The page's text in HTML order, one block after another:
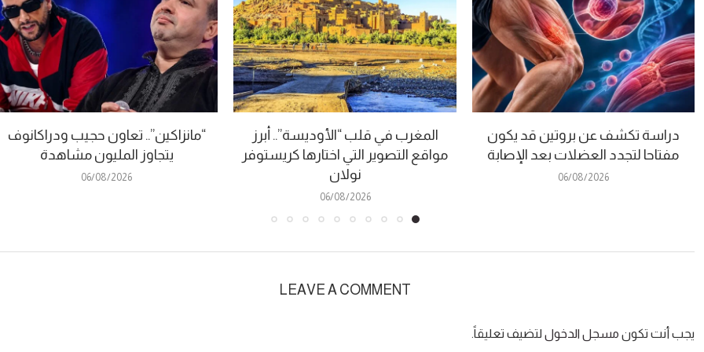
دراسة تكشف عن بروتين قد يكون
مفتاحا لتجدد العضلات بعد الإصابة
06/08/2026
المغرب في قلب “الأوديسة”.. أبرز
مواقع التصوير التي اختارها كريستوفر
نولان
06/08/2026
“مانزاكين”.. تعاون حجيب ودراكانوف
يتجاوز المليون مشاهدة
06/08/2026
LEAVE A COMMENT
يجب أنت تكون مسجل الدخول لتضيف تعليقاً.